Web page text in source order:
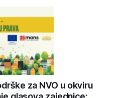
za NVO u okviru